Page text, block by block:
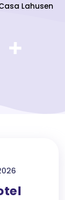
Lahusen